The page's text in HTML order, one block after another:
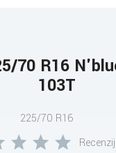
70 R16
103T
225/70 R16